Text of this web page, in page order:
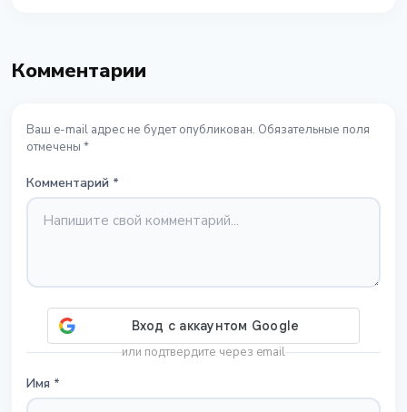
Комментарии
Ваш e-mail адрес не будет опубликован. Обязательные поля
отмечены *
Комментарий *
или подтвердите через email
Имя *